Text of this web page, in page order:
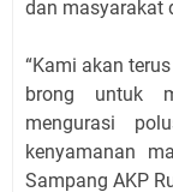
dan masyarakat
“Kami akan
brong untuk
mengurasi
kenyamanan
Sampang AKP